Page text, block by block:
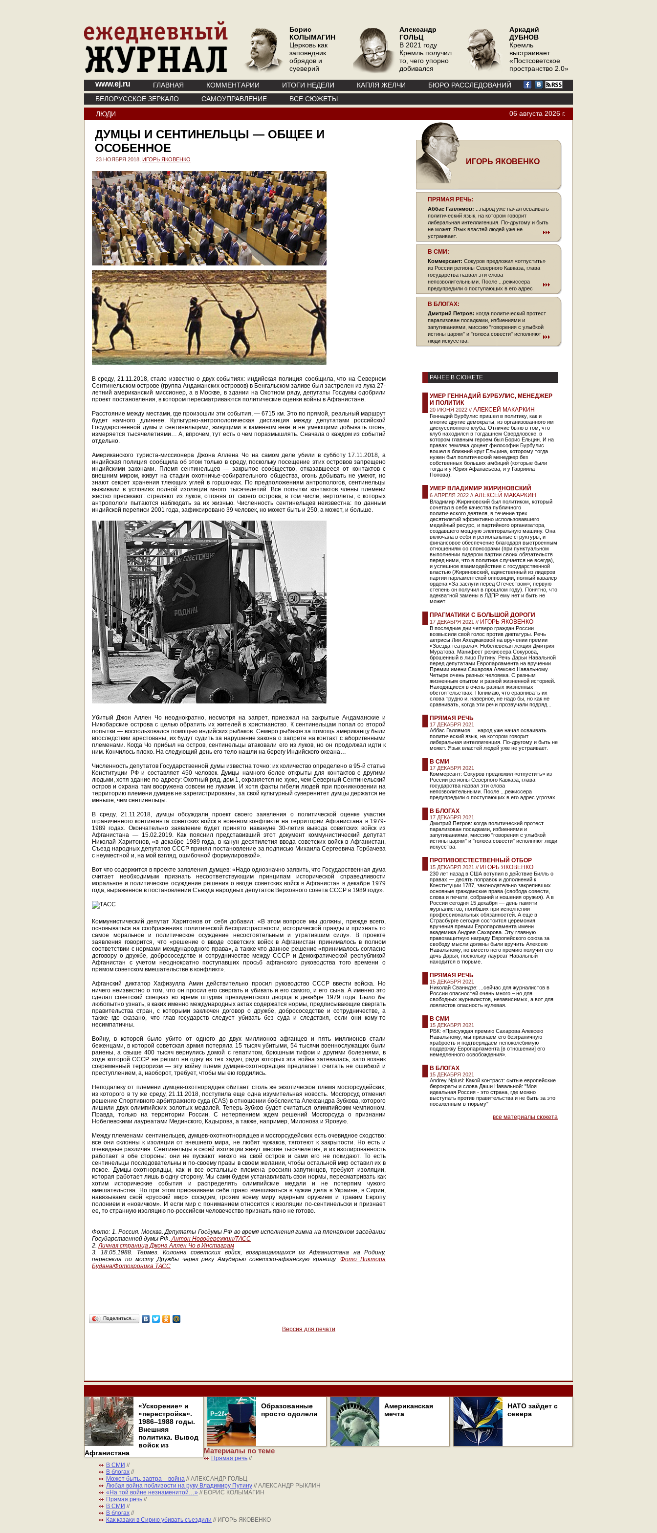
Борис
КОЛЫМАГИН
Церковь как
заповедник
обрядов и
суеверий
Александр
ГОЛЬЦ
В 2021 году
Кремль получил
то, чего упорно
добивался
Аркадий
ДУБНОВ
Кремль
выстраивает
«Постсоветское
пространство 2.0»
www.ej.ru ГЛАВНАЯ КОММЕНТАРИИ ИТОГИ НЕДЕЛИ КАПЛЯ ЖЕЛЧИ
БЮРО РАССЛЕДОВАНИЙ
БЕЛОРУССКОЕ ЗЕРКАЛО
САМОУПРАВЛЕНИЕ
ВСЕ СЮЖЕТЫ
ЛЮДИ
06 августа 2026 г.
ДУМЦЫ И СЕНТИНЕЛЬЦЫ — ОБЩЕЕ И
ОСОБЕННОЕ
23 НОЯБРЯ 2018, ИГОРЬ ЯКОВЕНКО
В среду, 21.11.2018, стало известно о двух событиях: индийская полиция сообщила, что на Северном
Сентинельском острове (группа Андаманских островов) в Бенгальском заливе был застрелен из лука 27-
летний американский миссионер, а в Москве, в здании на Охотном ряду, депутаты Госдумы одобрили
проект постановления, в котором пересматриваются политические оценки войны в Афганистане.
Расстояние между местами, где произошли эти события, — 6715 км. Это по прямой, реальный маршрут
будет намного длиннее. Культурно-антропологическая дистанция между депутатами российской
Государственной думы и сентинельцами, живущими в каменном веке и не умеющими добывать огонь,
измеряется тысячелетиями… А, впрочем, тут есть о чем поразмышлять. Сначала о каждом из событий
отдельно.
Американского туриста-миссионера Джона Аллена Чо на самом деле убили в субботу 17.11.2018, а
индийская полиция сообщила об этом только в среду, поскольку посещение этих островов запрещено
индийскими законами. Племя сентинельцев — закрытое сообщество, отказавшееся от контактов с
внешним миром, живут на стадии охотничье-собирательного общества, огонь добывать не умеют, но
знают секрет хранения тлеющих углей в горшочках. По предположениям антропологов, сентинельцы
выживали в условиях полной изоляции много тысячелетий. Все попытки контактов члены племени
жестко пресекают: стреляют из луков, отгоняя от своего острова, в том числе, вертолеты, с которых
антропологи пытаются наблюдать за их жизнью. Численность сентинельцев неизвестна: по данным
индийской переписи 2001 года, зафиксировано 39 человек, но может быть и 250, а может, и больше.
Убитый Джон Аллен Чо неоднократно, несмотря на запрет, приезжал на закрытые Андаманские и
Никобарские острова с целью обратить их жителей в христианство. К сентинельцам попал со второй
попытки — воспользовался помощью индийских рыбаков. Семеро рыбаков за помощь американцу были
впоследствии арестованы, их будут судить за нарушение закона о запрете на контакт с аборигенными
племенами. Когда Чо прибыл на остров, сентинельцы атаковали его из луков, но он продолжал идти к
ним. Кончилось плохо. На следующий день его тело нашли на берегу Индийского океана…
Численность депутатов Государственной думы известна точно: их количество определено в 95-й статье
Конституции РФ и составляет 450 человек. Думцы намного более открыты для контактов с другими
людьми, хотя здание по адресу: Охотный ряд, дом 1, охраняется не хуже, чем Северный Сентинельский
остров и охрана там вооружена совсем не луками. И хотя факты гибели людей при проникновении на
территорию племени думцев не зарегистрированы, за свой культурный суверенитет думцы держатся не
меньше, чем сентинельцы.
В среду, 21.11.2018, думцы обсуждали проект своего заявления о политической оценке участия
ограниченного контингента советских войск в военном конфликте на территории Афганистана в 1979-
1989 годах. Окончательно заявление будет принято накануне 30-летия вывода советских войск из
Афганистана — 15.02.2019. Как пояснил представивший этот документ коммунистический депутат
Николай Харитонов, «в декабре 1989 года, в канун десятилетия ввода советских войск в Афганистан,
Съезд народных депутатов СССР принял постановление за подписью Михаила Сергеевича Горбачева
с неуместной и, на мой взгляд, ошибочной формулировкой».
Вот что содержится в проекте заявления думцев: «Надо однозначно заявить, что Государственная дума
считает необходимым признать несоответствующим принципам исторической справедливости
моральное и политическое осуждение решения о вводе советских войск в Афганистан в декабре 1979
года, выраженное в постановлении Съезда народных депутатов Верховного совета СССР в 1989 году».
Коммунистический депутат Харитонов от себя добавил: «В этом вопросе мы должны, прежде всего,
основываться на соображениях политической беспристрастности, исторической правды и признать то
самое моральное и политическое осуждение несостоятельным и утратившим силу». В проекте
заявления говорится, что «решение о вводе советских войск в Афганистан принималось в полном
соответствии с нормами международного права», а также что данное решение «принималось согласно
договору о дружбе, добрососедстве и сотрудничестве между СССР и Демократической республикой
Афганистан с учетом неоднократно поступавших просьб афганского руководства того времени о
прямом советском вмешательстве в конфликт».
Афганский диктатор Хафизулла Амин действительно просил руководство СССР ввести войска. Но
ничего неизвестно о том, что он просил его свергать и убивать и его самого, и его сына. А именно это
сделал советский спецназ во время штурма президентского дворца в декабре 1979 года. Было бы
любопытно узнать, в каких именно международных актах содержатся нормы, предписывающие свергать
правительства стран, с которыми заключен договор о дружбе, добрососедстве и сотрудничестве, а
также где сказано, что глав государств следует убивать без суда и следствия, если они кому-то
несимпатичны.
Войну, в которой было убито от одного до двух миллионов афганцев и пять миллионов стали
беженцами, в которой советская армия потеряла 15 тысяч убитыми, 54 тысячи военнослужащих были
ранены, а свыше 400 тысяч вернулись домой с гепатитом, брюшным тифом и другими болезнями, в
ходе которой СССР не решил ни одну из тех задач, ради которых эта война затевалась, зато возник
современный терроризм — эту войну племя думцев-охотнорядцев предлагает считать не ошибкой и
преступлением, а, наоборот, требует, чтобы мы ею гордились.
Неподалеку от племени думцев-охотнорядцев обитает столь же экзотическое племя мосгорсудейских,
из которого в ту же среду, 21.11.2018, поступила еще одна изумительная новость. Мосгорсуд отменил
решение Спортивного арбитражного суда (CAS) в отношении бобслеиста Александра Зубкова, которого
лишили двух олимпийских золотых медалей. Теперь Зубков будет считаться олимпийским чемпионом.
Правда, только на территории России. С нетерпением ждем решений Мосгорсуда о признании
Нобелевскими лауреатами Мединского, Кадырова, а также, например, Милонова и Яровую.
Между племенами сентинельцев, думцев-охотнотнорядцев и мосгорсудейских есть очевидное сходство:
все они склонны к изоляции от внешнего мира, не любят чужаков, тяготеют к закрытости. Но есть и
очевидные различия. Сентинельцы в своей изоляции живут многие тысячелетия, и их изолированность
работает в обе стороны: они не пускают никого на свой остров и сами его не покидают. То есть
сентинельцы последовательны и по-своему правы в своем желании, чтобы остальной мир оставил их в
покое. Думцы-охотнорядцы, как и все остальные племена россиян-запутинцев, требуют изоляции,
которая работает лишь в одну сторону. Мы сами будем устанавливать свои нормы, пересматривать как
хотим исторические события и распределять олимпийские медали и не потерпим чужого
вмешательства. Но при этом присваиваем себе право вмешиваться в чужие дела в Украине, в Сирии,
навязываем свой «русский мир» соседям, грозим всему миру ядерным оружием и травим Европу
полонием и «новичком». И если мир с пониманием относится к изоляции по-сентинельски и признает
ее, то странную изоляцию по-российски человечество признать явно не готово.
Фото: 1. Россия. Москва. Депутаты Госдумы РФ во время исполнения гимна на пленарном заседании
Государственной думы РФ. Антон Новодережкин/ТАСС
2.Личная страница Джона Аллен Чо в Инстаграм
3. 18.05.1988. Термез. Колонна советских войск, возвращающихся из Афганистана на Родину,
пересекла по мосту Дружбы через реку Амударью советско-афганскую границу.Фото Виктора
Будана/Фотохроника ТАСС
Поделиться…
Версия для печати
ИГОРЬ ЯКОВЕНКО
ПРЯМАЯ РЕЧЬ:
Аббас Галлямов:
...народ уже начал осваивать
политический язык, на котором говорит
либеральная интеллигенция. По-другому и быть
не может. Язык властей людей уже не
устраивает.
В СМИ:
Коммерсант: Сокуров предложил «отпустить»
из России регионы Северного Кавказа, глава
государства назвал эти слова
непозволительными. После ...режиссера
предупредили о поступающих в его адрес
угрозах.
В БЛОГАХ:
Дмитрий Петров: когда политический протест
парализован посадками, избиениями и
запугиваниями, миссию "говорения с улыбкой
истины царям" и "голоса совести" исполняют
люди искусства.
РАНЕЕ В СЮЖЕТЕ
УМЕР ГЕННАДИЙ БУРБУЛИС, МЕНЕДЖЕР
И ПОЛИТИК
20 ИЮНЯ 2022 // АЛЕКСЕЙ МАКАРКИН
Геннадий Бурбулис пришел в политику, как и
многие другие демократы, из организованного им
дискуссионного клуба. Отличие было в том, что
клуб находился в тогдашнем Свердловске, в
котором главным героем был Борис Ельцин. И на
правах земляка доцент философии Бурбулис
вошел в ближний круг Ельцина, которому тогда
нужен был политический менеджер без
собственных больших амбиций (которые были
тогда и у Юрия Афанасьева, и у Гавриила
Попова).
УМЕР ВЛАДИМИР ЖИРИНОВСКИЙ
6 АПРЕЛЯ 2022 // АЛЕКСЕЙ МАКАРКИН
Владимир Жириновский был политиком, который
сочетал в себе качества публичного
политического деятеля, в течение трех
десятилетий эффективно использовавшего
медийный ресурс, и партийного организатора,
создавшего мощную электоральную машину. Она
включала в себя и региональные структуры, и
финансовое обеспечение благодаря выстроенным
отношениям со спонсорами (при пунктуальном
выполнении лидером партии своих обязательств
перед ними, что в политике случается не всегда),
и успешное взаимодействие с государственной
властью (Жириновский, единственный из лидеров
партии парламентской оппозиции, полный кавалер
ордена «За заслуги перед Отечеством»; первую
степень он получил в прошлом году). Понятно, что
адекватной замены в ЛДПР ему нет и быть не
может.
ПРАГМАТИКИ С БОЛЬШОЙ ДОРОГИ
17 ДЕКАБРЯ 2021 // ИГОРЬ ЯКОВЕНКО
В последние дни четверо граждан России
возвысили свой голос против диктатуры. Речь
актрисы Лии Ахеджаковой на вручении премии
«Звезда театрала». Нобелевская лекция Дмитрия
Муратова. Манифест режиссера Сокурова,
брошенный в лицо Путину. Речь Дарьи Навальной
перед депутатами Европарламента на вручении
Премии имени Сахарова Алексею Навальному.
Четыре очень разных человека. С разным
жизненным опытом и разной жизненной историей.
Находящиеся в очень разных жизненных
обстоятельствах. Понимаю, что сравнивать их
слова трудно и, наверное, не надо бы, но как не
сравнивать, когда эти речи прозвучали подряд...
ПРЯМАЯ РЕЧЬ
17 ДЕКАБРЯ 2021
Аббас Галлямов: ...народ уже начал осваивать
политический язык, на котором говорит
либеральная интеллигенция. По-другому и быть не
может. Язык властей людей уже не устраивает.
В СМИ
17 ДЕКАБРЯ 2021
Коммерсант: Сокуров предложил «отпустить» из
России регионы Северного Кавказа, глава
государства назвал эти слова
непозволительными. После ...режиссера
предупредили о поступающих в его адрес угрозах.
В БЛОГАХ
17 ДЕКАБРЯ 2021
Дмитрий Петров: когда политический протест
парализован посадками, избиениями и
запугиваниями, миссию "говорения с улыбкой
истины царям" и "голоса совести" исполняют люди
искусства.
ПРОТИВОЕСТЕСТВЕННЫЙ ОТБОР
15 ДЕКАБРЯ 2021 // ИГОРЬ ЯКОВЕНКО
230 лет назад в США вступил в действие Билль о
правах — десять поправок и дополнений к
Конституции 1787, законодательно закрепивших
основные гражданские права (свобода совести,
слова и печати, собраний и ношения оружия). А в
России сегодня 15 декабря — день памяти
журналистов, погибших при исполнении
профессиональных обязанностей. А еще в
Страсбурге сегодня состоится церемония
вручения премии Европарламента имени
академика Андрея Сахарова. Эту главную
правозащитную награду Европейского союза за
свободу мысли должны были вручить Алексею
Навальному, но вместо него премию получит его
дочь Дарья, поскольку лауреат Навальный
находится в тюрьме.
ПРЯМАЯ РЕЧЬ
15 ДЕКАБРЯ 2021
Николай Сванидзе: ...сейчас для журналистов в
России опасностей очень много – но для
свободных журналистов, независимых, а вот для
лоялистов опасность нулевая.
В СМИ
15 ДЕКАБРЯ 2021
РБК: «Присуждая премию Сахарова Алексею
Навальному, мы признаем его безграничную
храбрость и подтверждаем непоколебимую
поддержку Европарламента [в отношении] его
немедленного освобождения».
В БЛОГАХ
15 ДЕКАБРЯ 2021
Andrey Nplusi: Какой контраст: сытые европейские
бюрократы и слова Даши Навальной: "Моя
идеальная Россия - это страна, где можно
выступать против правительства и не быть за это
посаженным в тюрьму"
все материалы сюжета
«Ускорение» и
«перестройка».
1986–1988 годы.
Внешняя
политика. Вывод
войск из
Афганистана
Образованные
просто одолели
Американская
мечта
НАТО зайдет с
севера
Материалы по теме
Прямая речь //
В СМИ //
В блогах //
Может быть, завтра – война // АЛЕКСАНДР ГОЛЬЦ
Любая война поблизости на руку Владимиру Путину // АЛЕКСАНДР РЫКЛИН
«На той войне незнаменитой…» // БОРИС КОЛЫМАГИН
Прямая речь //
В СМИ //
В блогах //
Как казаки в Сирию убивать съездили // ИГОРЬ ЯКОВЕНКО